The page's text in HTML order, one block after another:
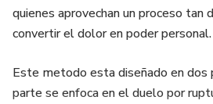
quienes aprovechan un proceso tan
convertir el dolor en poder personal.
Este metodo esta diseñado en dos
parte se enfoca en el duelo por